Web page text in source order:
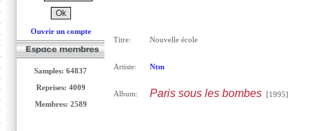
Ouvrir un compte
Samples: 64837
Reprises: 4009
Membres: 2589
Titre: Nouvelle école
Artiste: Ntm
Album: Paris sous les bombes[1995]